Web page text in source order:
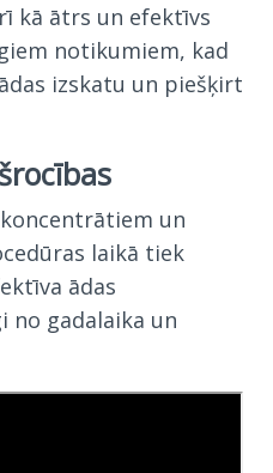
kā ātrs un efektīvs
notikumiem, kad
izskatu un piešķirt
un
laikā tiek
ādas
no gadalaika un